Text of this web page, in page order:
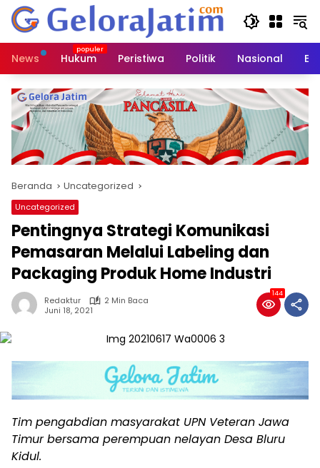
Langsung
konten
News
Hukum Peristiwa Politik Nasional
Beranda Uncategorized
Uncategorized
Pentingnya Strategi Komunikasi
Pemasaran Melalui Labeling dan
Packaging Produk Home Industri
Redaktur
2 Min Baca
Juni 18, 2021
144
Tim pengabdian masyarakat UPN Veteran Jawa
Timur bersama perempuan nelayan Desa Bluru
Kidul.